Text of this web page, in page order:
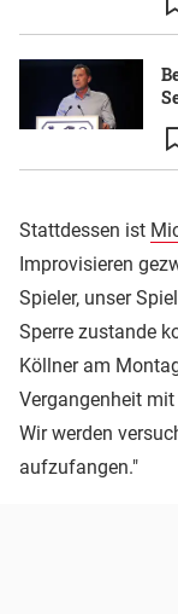
Stattdessen ist
Improvisieren
Spieler, unser
Sperre zustande
Köllner am
Vergangenheit
Wir werden
aufzufangen."